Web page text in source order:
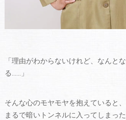
「理由がわからないけれど、なんと
る……」
そんな心のモヤモヤを抱えていると、
まるで暗いトンネルに入ってしまっ